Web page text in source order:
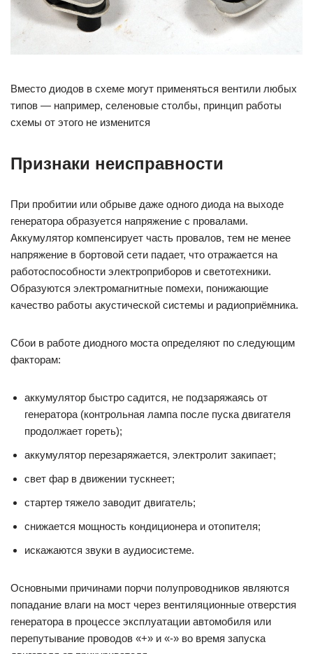
Вместо диодов в схеме могут применяться вентили любых
типов — например, селеновые столбы, принцип работы
схемы от этого не изменится
Признаки неисправности
При пробитии или обрыве даже одного диода на выходе
генератора образуется напряжение с провалами.
Аккумулятор компенсирует часть провалов, тем не менее
напряжение в бортовой сети падает, что отражается на
работоспособности электроприборов и светотехники.
Образуются электромагнитные помехи, понижающие
качество работы акустической системы и радиоприёмника.
Сбои в работе диодного моста определяют по следующим
факторам:
аккумулятор быстро садится, не подзаряжаясь от
генератора (контрольная лампа после пуска двигателя
продолжает гореть);
аккумулятор перезаряжается, электролит закипает;
свет фар в движении тускнеет;
стартер тяжело заводит двигатель;
снижается мощность кондиционера и отопителя;
искажаются звуки в аудиосистеме.
Основными причинами порчи полупроводников являются
попадание влаги на мост через вентиляционные отверстия
генератора в процессе эксплуатации автомобиля или
перепутывание проводов «+» и «-» во время запуска